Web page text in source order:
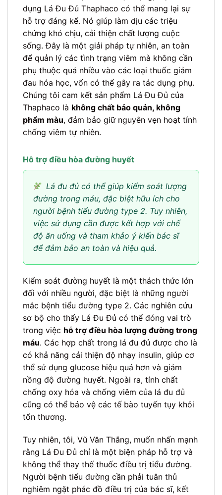
dụng Lá Đu Đủ Thaphaco có thể mang lại sự
hỗ trợ đáng kể. Nó giúp làm dịu các triệu
chứng khó chịu, cải thiện chất lượng cuộc
sống. Đây là một giải pháp tự nhiên, an toàn
để quản lý các tình trạng viêm mà không cần
phụ thuộc quá nhiều vào các loại thuốc giảm
đau hóa học, vốn có thể gây ra tác dụng phụ.
Chúng tôi cam kết sản phẩm Lá Đu Đủ của
Thaphaco là không chất bảo quản, không
phẩm màu, đảm bảo giữ nguyên vẹn hoạt tính
chống viêm tự nhiên.
Hỗ trợ điều hòa đường huyết
Lá đu đủ có thể giúp kiểm soát lượng
đường trong máu, đặc biệt hữu ích cho
người bệnh tiểu đường type 2. Tuy nhiên,
việc sử dụng cần được kết hợp với chế
độ ăn uống và tham khảo ý kiến bác sĩ
để đảm bảo an toàn và hiệu quả.
Kiểm soát đường huyết là một thách thức lớn
đối với nhiều người, đặc biệt là những người
mắc bệnh tiểu đường type 2. Các nghiên cứu
sơ bộ cho thấy Lá Đu Đủ có thể đóng vai trò
trong việc hỗ trợ điều hòa lượng đường trong
máu. Các hợp chất trong lá đu đủ được cho là
có khả năng cải thiện độ nhạy insulin, giúp cơ
thể sử dụng glucose hiệu quả hơn và giảm
nồng độ đường huyết. Ngoài ra, tính chất
chống oxy hóa và chống viêm của lá đu đủ
cũng có thể bảo vệ các tế bào tuyến tụy khỏi
tổn thương.
Tuy nhiên, tôi, Vũ Văn Thắng, muốn nhấn mạnh
rằng Lá Đu Đủ chỉ là một biện pháp hỗ trợ và
không thể thay thế thuốc điều trị tiểu đường.
Người bệnh tiểu đường cần phải tuân thủ
nghiêm ngặt phác đồ điều trị của bác sĩ, kết